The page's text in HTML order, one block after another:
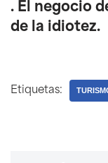
. El negocio
de la idiotez.
Etiquetas: